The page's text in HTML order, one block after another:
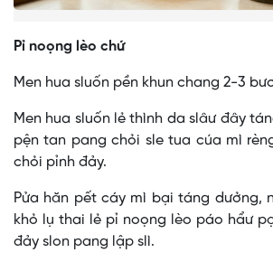
Pỉ noọng lèo chứ
Men hua sluốn pền khun chang 2-3
Men hua sluốn lẻ thình da slâư đây
pện tan pang chỏi sle tua cúa mì
chỏi pỉnh đảy.
Pửa hăn pết cáy mì bại táng dưởng,
khỏ lụ thai lẻ pỉ noọng lèo páo hẩư
đảy slon pang lập slì.